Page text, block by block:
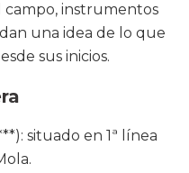
campo, instrumentos
una idea de lo que
sus inicios.
situado en 1ª línea